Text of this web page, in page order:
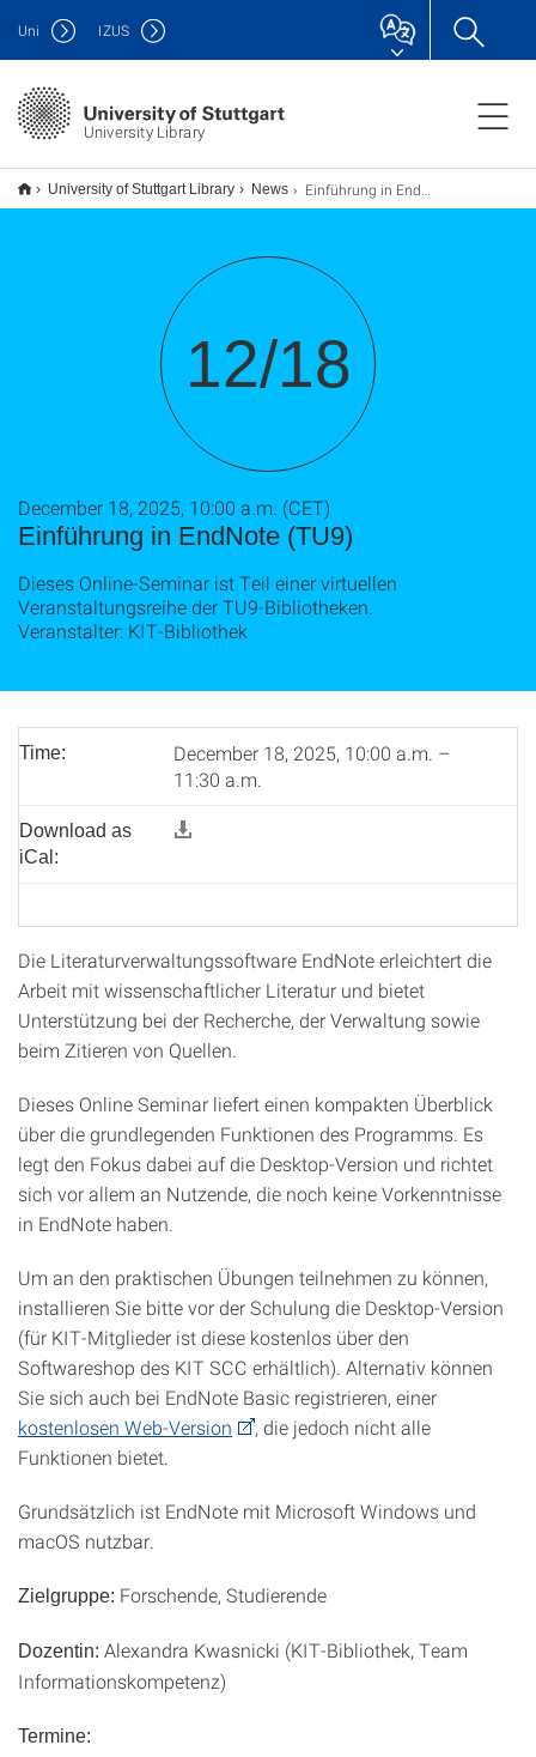
University Library
Uni IZUS
University of Stuttgart Library News Einführung in EndNote (TU9)
12/18
Einführung in EndNote (TU9)
December 18, 2025, 10:00 a.m. (CET)
Dieses Online-Seminar ist Teil einer virtuellen
Veranstaltungsreihe der TU9-Bibliotheken.
Veranstalter: KIT-Bibliothek
Time:
December 18, 2025, 10:00 a.m. –
11:30 a.m.
Download as
iCal:
Die Literaturverwaltungssoftware EndNote erleichtert die
Arbeit mit wissenschaftlicher Literatur und bietet
Unterstützung bei der Recherche, der Verwaltung sowie
beim Zitieren von Quellen.
Dieses Online Seminar liefert einen kompakten Überblick
über die grundlegenden Funktionen des Programms. Es
legt den Fokus dabei auf die Desktop-Version und richtet
sich vor allem an Nutzende, die noch keine Vorkenntnisse
in EndNote haben.
Um an den praktischen Übungen teilnehmen zu können,
installieren Sie bitte vor der Schulung die Desktop-Version
(für KIT-Mitglieder ist diese kostenlos über den
Softwareshop des KIT SCC erhältlich). Alternativ können
Sie sich auch bei EndNote Basic registrieren, einer
kostenlosen Web-Version
, die jedoch nicht alle
Funktionen bietet.
Grundsätzlich ist EndNote mit Microsoft Windows und
macOS nutzbar.
Zielgruppe: Forschende, Studierende
Dozentin: Alexandra Kwasnicki (KIT-Bibliothek, Team
Informationskompetenz)
Termine: